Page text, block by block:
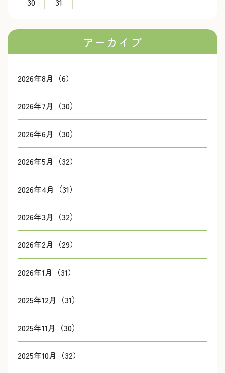
アーカイブ
2026年8月（6）
2026年7月（30）
2026年6月（30）
2026年5月（32）
2026年4月（31）
2026年3月（32）
2026年2月（29）
2026年1月（31）
2025年12月（31）
2025年11月（30）
2025年10月（32）